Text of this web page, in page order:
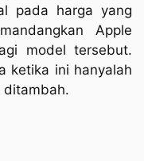
pada harga yang
Apple
model tersebut.
ketika ini hanyalah
ditambah.